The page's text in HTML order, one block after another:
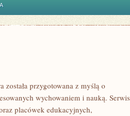
przygotowana z myślą o
wychowaniem i nauką. Serwis
placówek edukacyjnych,